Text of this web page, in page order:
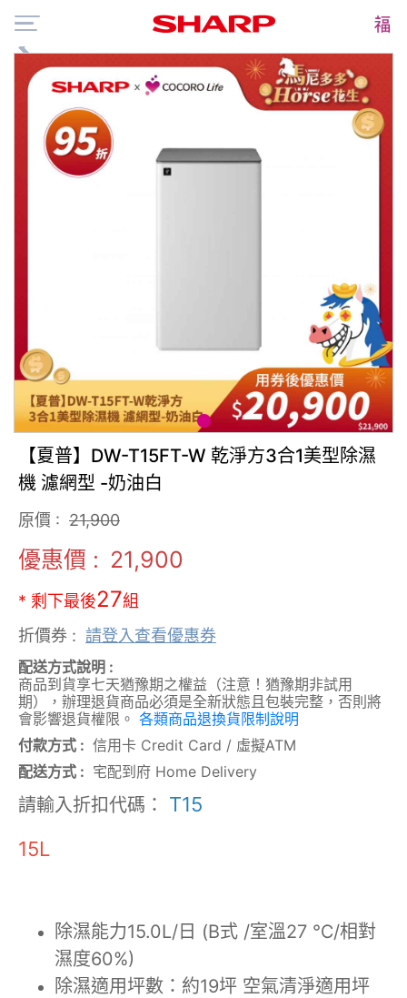
【夏普】DW-T15FT-W 乾淨方3合1美型除濕
機 濾網型 -奶油白
原價 : 21,900
優惠價 : 21,900
* 剩下最後27組
折價券 : 請登入查看優惠券
配送方式說明 :
商品到貨享七天猶豫期之權益（注意！猶豫期非試用
期），辦理退貨商品必須是全新狀態且包裝完整，否則將
會影響退貨權限。 各類商品退換貨限制說明
付款方式 : 信用卡 Credit Card / 虛擬ATM
配送方式 : 宅配到府 Home Delivery
請輸入折扣代碼： T15
15L
除濕能力15.0L/日 (B式 /室溫27 ℃/相對
濕度60%)
除濕適用坪數：約19坪 空氣清淨適用坪